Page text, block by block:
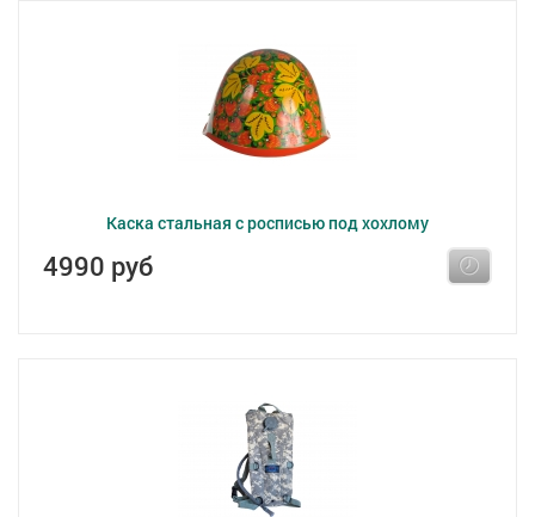
Каска стальная с росписью под хохлому
4990 руб